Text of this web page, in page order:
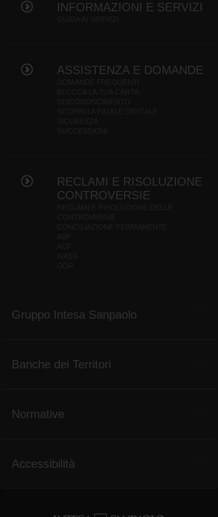
INFORMAZIONI E SERVIZI
ASSISTENZA E DOMANDE
RECLAMI E RISOLUZIONE
CONTROVERSIE
Gruppo Intesa Sanpaolo
Banche dei Territori
Normative
Accessibilità